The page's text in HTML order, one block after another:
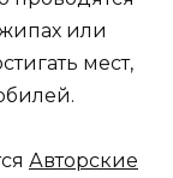
или
мест,
Авторские